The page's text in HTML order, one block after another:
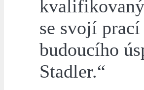
se svojí
budoucího
Stadler.“